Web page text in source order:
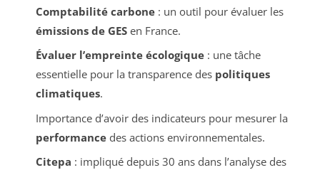
Comptabilité carbone: un outil pour évaluer les
émissions de GESen France.
Évaluer l’empreinte écologique: une tâche
essentielle pour la transparence des politiques
climatiques.
Importance d’avoir des indicateurs pour mesurer la
performancedes actions environnementales.
Citepa : impliqué depuis 30 ans dans l’analyse des